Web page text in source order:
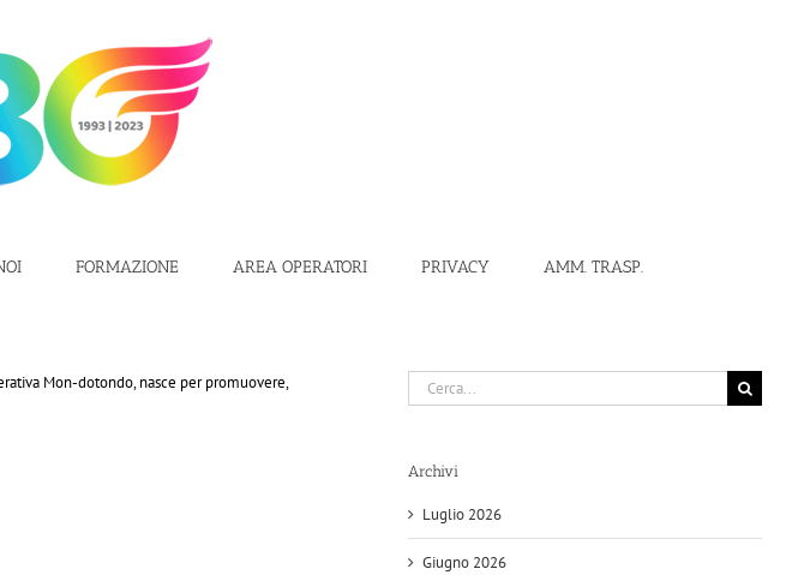
FORMAZIONE AREA OPERATORI PRIVACY AMM. TRASP.
Mon-dotondo, nasce per promuovere,
Cerca
per:
Archivi
Luglio 2026
Giugno 2026